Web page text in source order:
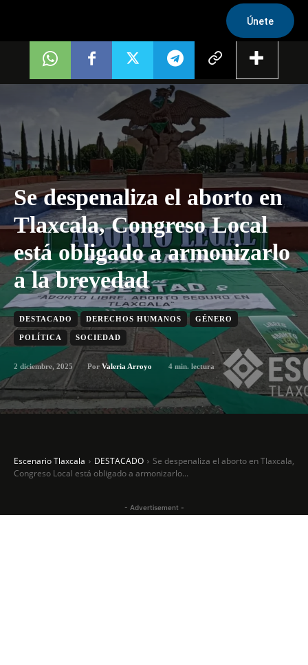
Únete
Se despenaliza el aborto en
Tlaxcala, Congreso Local
está obligado a armonizarlo
a la brevedad
DESTACADO DERECHOS HUMANOS GÉNERO
POLÍTICA SOCIEDAD
2 diciembre, 2025 Por Valeria Arroyo 4 min. lectura
Escenario Tlaxcala DESTACADO
Se despenaliza el aborto en Tlaxcala,
Congreso Local está obligado a armonizarlo...
- Advertisement -